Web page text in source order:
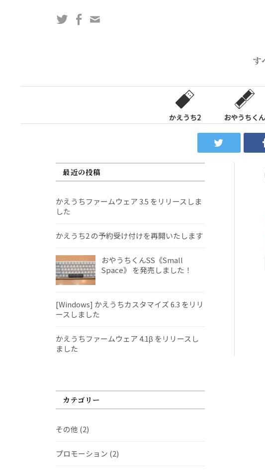
ス
す
TwitterFacebook
かえうち2 おやうちくん
最近の投稿
かえうちファームウェア 3.5 をリリースしま
した
かえうち2 の予約受け付けを再開いたします
おやうちくんSS《Small
Space》 を発売しました！
[Windows] かえうちカスタマイズ 6.3 をリリ
ースしました
かえうちファームウェア 4.1β をリリースし
ました
カテゴリー
その他 (2)
プロモーション (2)